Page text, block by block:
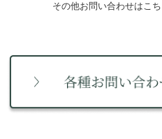
その他お問い合わせはこ